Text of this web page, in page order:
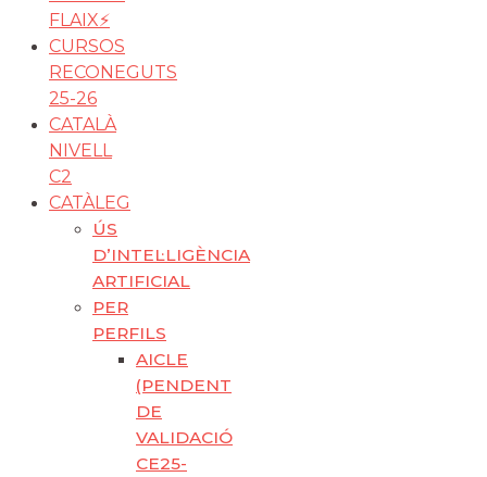
FLAIX⚡️
CURSOS
RECONEGUTS
25-26
CATALÀ
NIVELL
C2
CATÀLEG
ÚS
D’INTEL·LIGÈNCIA
ARTIFICIAL
PER
PERFILS
AICLE
(PENDENT
DE
VALIDACIÓ
CE25-